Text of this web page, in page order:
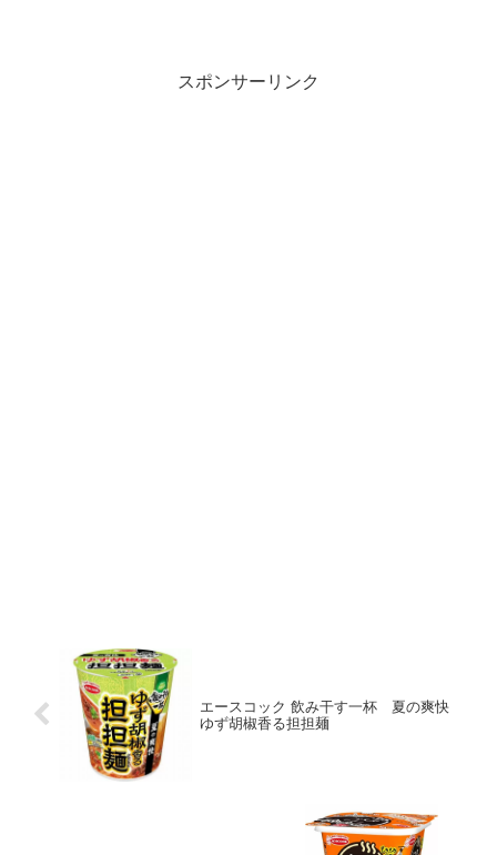
スポンサーリンク
エースコック 飲み干す一杯 夏の爽快
ゆず胡椒香る担担麺